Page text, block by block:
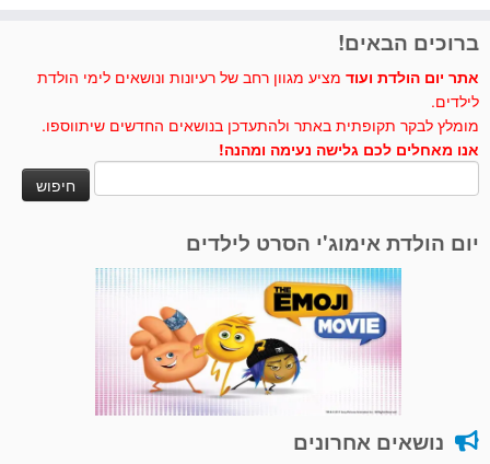
ברוכים הבאים!
אתר יום הולדת ועוד מציע מגוון רחב של רעיונות ונושאים לימי הולדת
לילדים.
מומלץ לבקר תקופתית באתר ולהתעדכן בנושאים החדשים שיתווספו.
אנו מאחלים לכם גלישה נעימה ומהנה!
יום הולדת אימוג'י הסרט לילדים
נושאים אחרונים